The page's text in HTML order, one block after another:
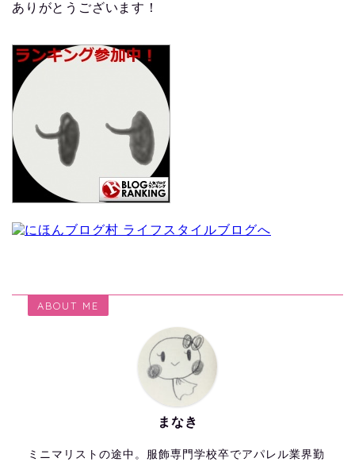
ありがとうございます！
ABOUT ME
まなき
ミニマリストの途中。服飾専門学校卒でアパレル業界勤